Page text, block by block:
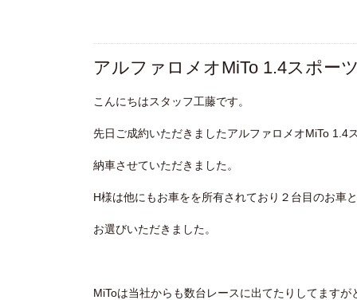
アルファロメオMiTo 1.4スポー
こんにちはスタッフ工藤です。
先日ご成約いただきましたアルファロメオMiTo 1.4
納車させていただきました。
H様は他にもお車をを所有されており２台目のお車
お選びいただきました。
MiToは当社からも数台レースに出てたりしてますが